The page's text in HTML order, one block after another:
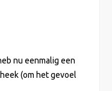
nu eenmalig een
(om het gevoel